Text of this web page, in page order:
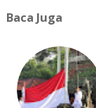
Baca Juga